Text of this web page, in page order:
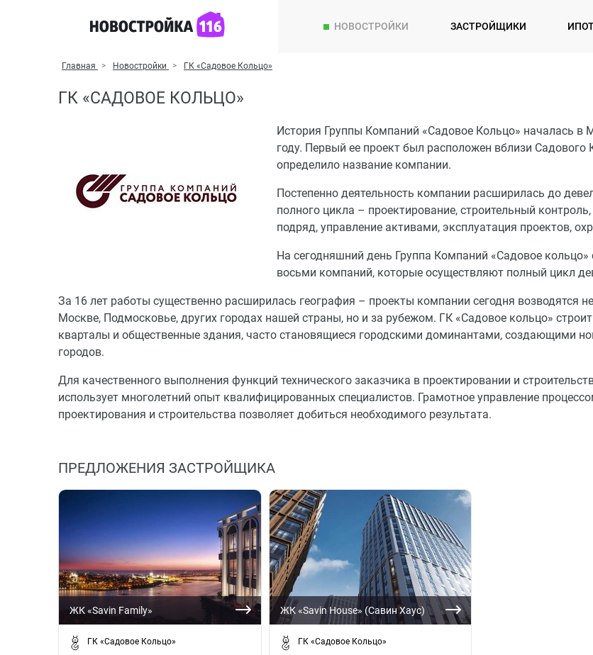
НОВОСТРОЙКИ ЗАСТРОЙЩИКИ
Главная Новостройки ГК «Садовое Кольцо»
ГК «САДОВОЕ КОЛЬЦО»
История Группы Компаний «Садовое Кольцо» началась в
году. Первый ее проект был расположен вблизи Садового
определило название компании.
Постепенно деятельность компании расширилась до
полного цикла – проектирование, строительный
подряд, управление активами, эксплуатация проектов,
На сегодняшний день Группа Компаний «Садовое кольцо»
восьми компаний, которые осуществляют полный цикл
За 16 лет работы существенно расширилась география – проекты компании сегодня возводятся
Москве, Подмосковье, других городах нашей страны, но и за рубежом. ГК «Садовое кольцо»
кварталы и общественные здания, часто становящиеся городскими доминантами, создающими
городов.
Для качественного выполнения функций технического заказчика в проектировании и
использует многолетний опыт квалифицированных специалистов. Грамотное управление
проектирования и строительства позволяет добиться необходимого результата.
ПРЕДЛОЖЕНИЯ ЗАСТРОЙЩИКА
ЖК «Savin Family»
ГК «Садовое Кольцо»
ЖК «Savin House» (Савин Хаус)
ГК «Садовое Кольцо»